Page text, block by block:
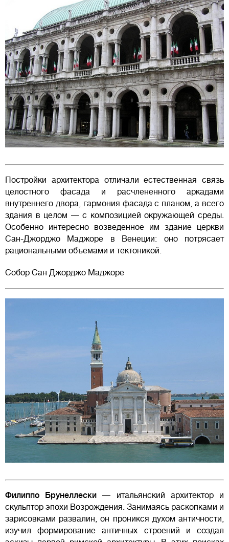
Постройки архитектора отличали естественная связь
целостного фасада и расчлененного аркадами
внутреннего двора, гармония фасада с планом, а всего
здания в целом — с композицией окружающей среды.
Особенно интересно возведенное им здание церкви
Сан-Джорджо Маджоре в Венеции: оно потрясает
рациональными объемами и тектоникой.
Собор Сан Джорджо Маджоре
Филиппо Брунеллески — итальянский архитектор и
скульптор эпохи Возрождения. Занимаясь раскопками и
зарисовками развалин, он проникся духом античности,
изучил формирование античных строений и создал